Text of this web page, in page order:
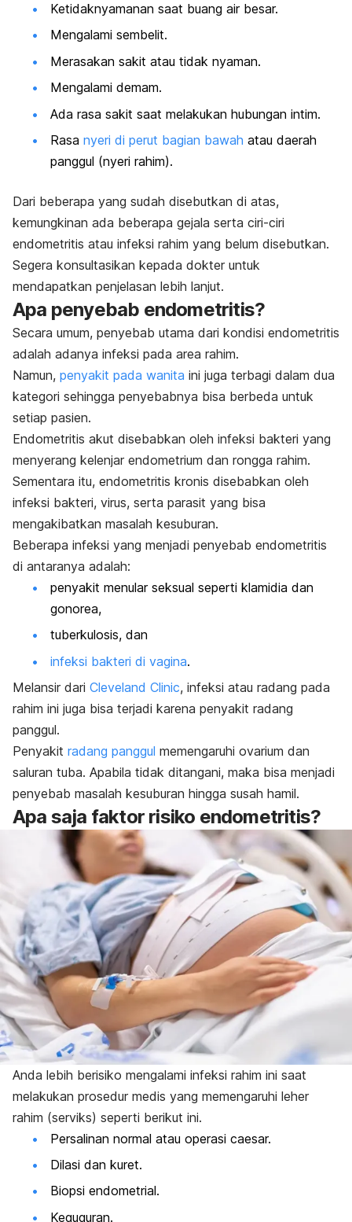
Ketidaknyamanan saat buang air besar.
Mengalami sembelit.
Merasakan sakit atau tidak nyaman.
Mengalami demam.
Ada rasa sakit saat melakukan hubungan intim.
Rasa nyeri di perut bagian bawah atau daerah
panggul (nyeri rahim).
Dari beberapa yang sudah disebutkan di atas,
kemungkinan ada beberapa gejala serta ciri-ciri
endometritis atau infeksi rahim yang belum disebutkan.
Segera konsultasikan kepada dokter untuk
mendapatkan penjelasan lebih lanjut.
Apa penyebab endometritis?
Secara umum, penyebab utama dari kondisi endometritis
adalah adanya infeksi pada area rahim.
Namun, penyakit pada wanita ini juga terbagi dalam dua
kategori sehingga penyebabnya bisa berbeda untuk
setiap pasien.
Endometritis akut disebabkan oleh infeksi bakteri yang
menyerang kelenjar endometrium dan rongga rahim.
Sementara itu, endometritis kronis disebabkan oleh
infeksi bakteri, virus, serta parasit yang bisa
mengakibatkan masalah kesuburan.
Beberapa infeksi yang menjadi penyebab endometritis
di antaranya adalah:
penyakit menular seksual seperti klamidia dan
gonorea,
tuberkulosis, dan
infeksi bakteri di vagina.
Melansir dari Cleveland Clinic, infeksi atau radang pada
rahim ini juga bisa terjadi karena penyakit radang
panggul.
Penyakit radang panggul memengaruhi ovarium dan
saluran tuba. Apabila tidak ditangani, maka bisa menjadi
penyebab masalah kesuburan hingga susah hamil.
Apa saja faktor risiko endometritis?
Anda lebih berisiko mengalami infeksi rahim ini saat
melakukan prosedur medis yang memengaruhi leher
rahim (serviks) seperti berikut ini.
Persalinan normal atau operasi caesar.
Dilasi dan kuret.
Biopsi endometrial.
Keguguran.